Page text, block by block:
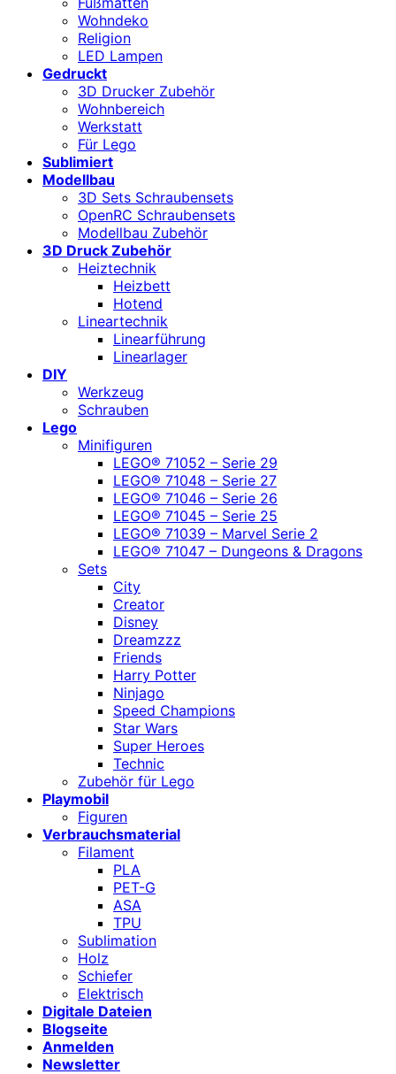
Wohndeko
Religion
LED Lampen
Gedruckt
3D Drucker Zubehör
Wohnbereich
Werkstatt
Für Lego
Sublimiert
Modellbau
3D Sets Schraubensets
OpenRC Schraubensets
Modellbau Zubehör
3D Druck Zubehör
Heiztechnik
Heizbett
Hotend
Lineartechnik
Linearführung
Linearlager
DIY
Werkzeug
Schrauben
Lego
Minifiguren
LEGO® 71052 – Serie 29
LEGO® 71048 – Serie 27
LEGO® 71046 – Serie 26
LEGO® 71045 – Serie 25
LEGO® 71039 – Marvel Serie 2
LEGO® 71047 – Dungeons & Dragons
Sets
City
Creator
Disney
Dreamzzz
Friends
Harry Potter
Ninjago
Speed Champions
Star Wars
Super Heroes
Technic
Zubehör für Lego
Playmobil
Figuren
Verbrauchsmaterial
Filament
PLA
PET-G
ASA
TPU
Sublimation
Holz
Schiefer
Elektrisch
Digitale Dateien
Blogseite
Anmelden
Newsletter